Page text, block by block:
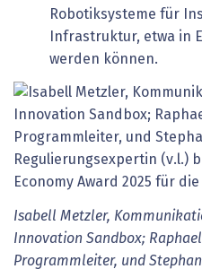
Robotiksysteme für
Infrastruktur, etwa in
werden können.
Isabell Metzler,
Innovation Sandbox;
Programmleiter, und